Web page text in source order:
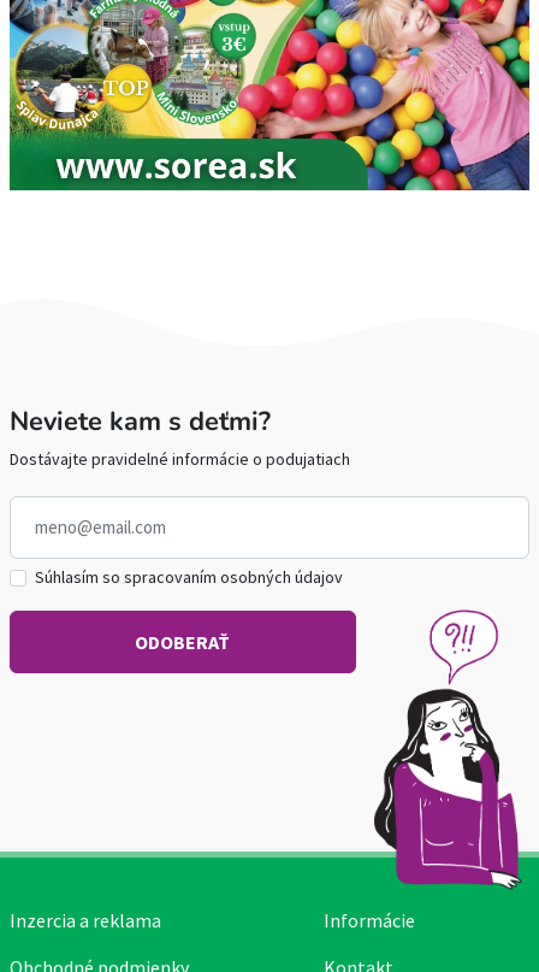
Neviete kam s deťmi?
Dostávajte pravidelné informácie o podujatiach
Súhlasím so spracovaním osobných údajov
Inzercia a reklama
Informácie